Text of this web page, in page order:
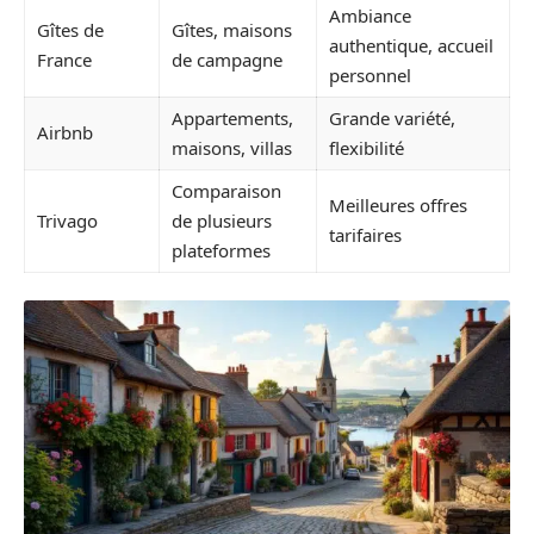
Gîtes de
France
Gîtes, maisons
de campagne
Ambiance
authentique, accueil
personnel
Airbnb
Appartements,
maisons, villas
Grande variété,
flexibilité
Trivago
Comparaison
de plusieurs
plateformes
Meilleures offres
tarifaires